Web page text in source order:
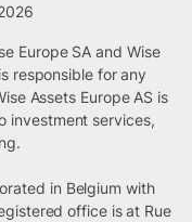
Europe SA and Wise
responsible for any
Assets Europe AS is
investment services,
in Belgium with
office is at Rue